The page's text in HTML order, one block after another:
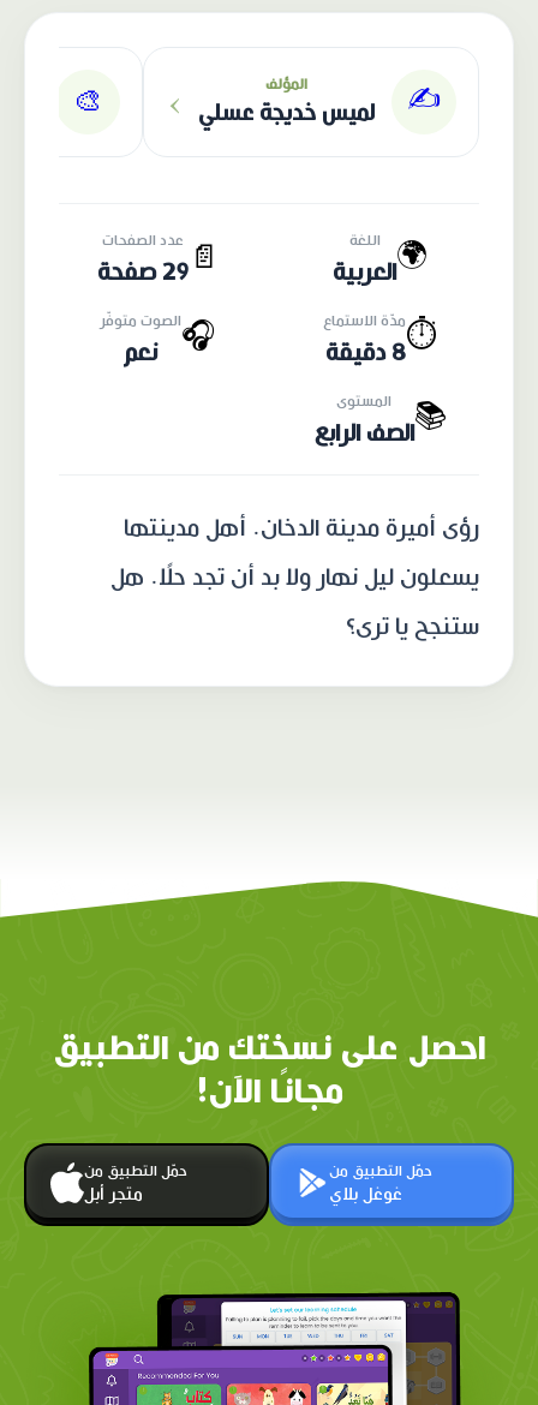
✍️ المؤلف
لميس خديجة عسلي ›
🎨
🌍 اللغة
العربية 📄
عدد الصفحات
29 صفحة
⏱️مدّة الاستماع
8 دقيقة
🎧الصوت متوفّر
نعم
📚 المستوى
الصف الرابع
رؤى أميرة مدينة الدخان. أهل مدينتها
يسعلون ليل نهار ولا بد أن تجد حلًا. هل
ستنجح يا ترى؟
احصل على نسختك من التطبيق
مجانًا الآن!
حمّل التطبيق من
متجر أبل
حمّل التطبيق من
غوغل بلاي